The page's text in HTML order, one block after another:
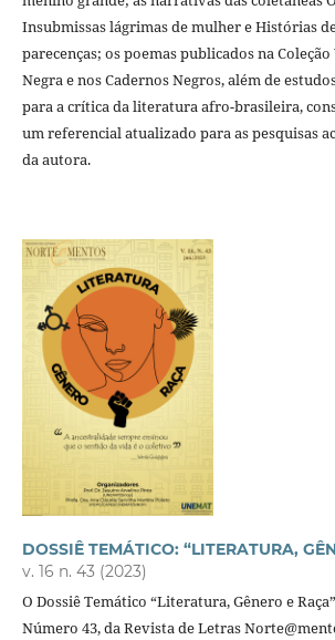
Insubmissas lágrimas de mulher e Histórias
parecenças; os poemas publicados na
Negra e nos Cadernos Negros, além de
para a crítica da literatura afro-brasileira,
um referencial atualizado para as pesquisas
da autora.
DOSSIÊ TEMÁTICO: “LITERATURA,
v. 16 n. 43 (2023)
O Dossiê Temático “Literatura, Gênero e
Número 43, da Revista de Letras